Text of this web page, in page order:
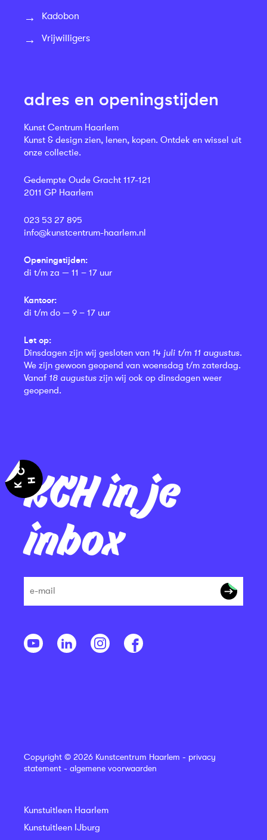
KCH in je
inbox
Kadobon
Vrijwilligers
adres en openingstijden
Kunst Centrum Haarlem
Kunst & design zien, lenen, kopen. Ontdek en wissel uit
onze collectie.
Gedempte Oude Gracht 117-121
2011 GP Haarlem
023 53 27 895
info@kunstcentrum-haarlem.nl
Openingstijden:
di t/m za — 11 – 17 uur
Kantoor:
di t/m do — 9 – 17 uur
Let op:
Dinsdagen zijn wij gesloten van 14 juli t/m 11 augustus.
We zijn gewoon geopend van woensdag t/m zaterdag.
Vanaf 18 augustus zijn wij ook op dinsdagen weer
geopend.
Copyright © 2026 Kunstcentrum Haarlem - privacy
statement - algemene voorwaarden
Kunstuitleen Haarlem
Kunstuitleen IJburg